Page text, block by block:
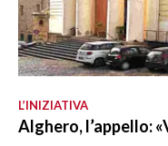
L’INIZIATIVA
Alghero, l’appello: